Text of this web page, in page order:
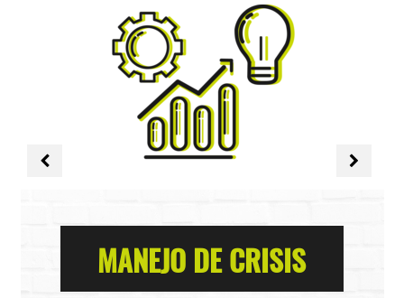
MANEJO DE CRISIS